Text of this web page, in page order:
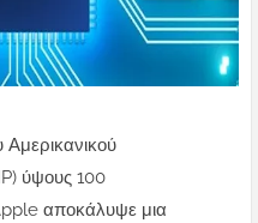
Αμερικανικού
ύψους 100
αποκάλυψε μια